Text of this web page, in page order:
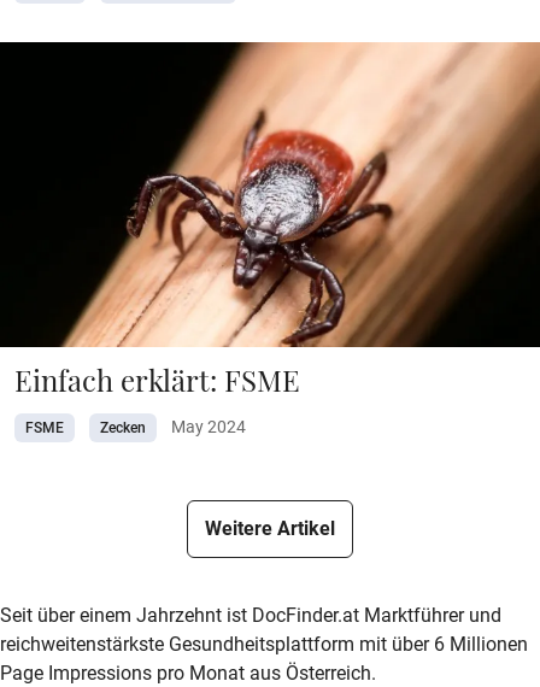
Einfach erklärt: FSME
FSME Zecken May 2024
Weitere Artikel
zur DocFinder-Startseite
logo icon
Seit über einem Jahrzehnt ist DocFinder.at Marktführer und
reichweitenstärkste Gesundheitsplattform mit über 6 Millionen
Page Impressions pro Monat aus Österreich.